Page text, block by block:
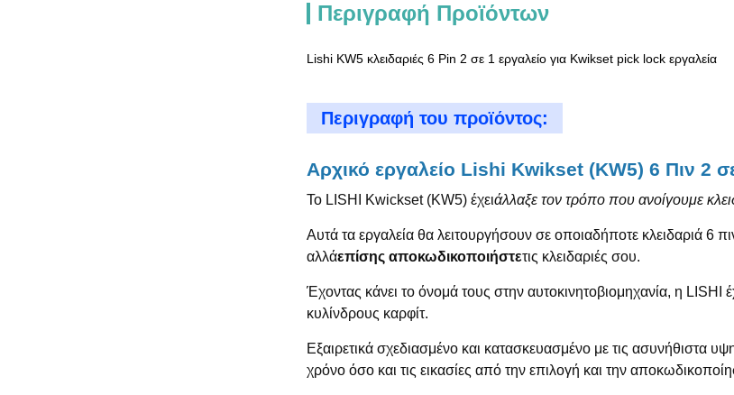
Περιγραφή Προϊόντων
Lishi KW5 κλειδαριές 6 Pin 2 σε 1 εργαλείο για Kwikset pick lock εργαλεία
Περιγραφή του προϊόντος:
Αρχικό εργαλείο Lishi Kwikset (KW5) 6 Πιν 2
Το LISHI Kwickset (KW5) έχειάλλαξε τον τρόπο που ανοίγουμε
Αυτά τα εργαλεία θα λειτουργήσουν σε οποιαδήποτε κλειδαριά 6
αλλάεπίσης αποκωδικοποιήστετις κλειδαριές σου.
Έχοντας κάνει το όνομά τους στην αυτοκινητοβιομηχανία, η LISHI
κυλίνδρους καρφίτ.
Εξαιρετικά σχεδιασμένο και κατασκευασμένο με τις ασυνήθιστα
χρόνο όσο και τις εικασίες από την επιλογή και την